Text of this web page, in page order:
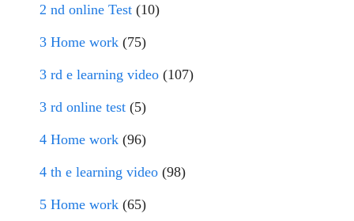
2 nd online Test (10)
3 Home work (75)
3 rd e learning video (107)
3 rd online test (5)
4 Home work (96)
4 th e learning video (98)
5 Home work (65)